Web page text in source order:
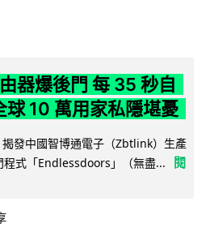
器爆後門 每 35 秒自
球 10 萬用家私隱堪憂
發中國智博通電子（Zbtlink）生產
程式「Endlessdoors」（無盡...
閱